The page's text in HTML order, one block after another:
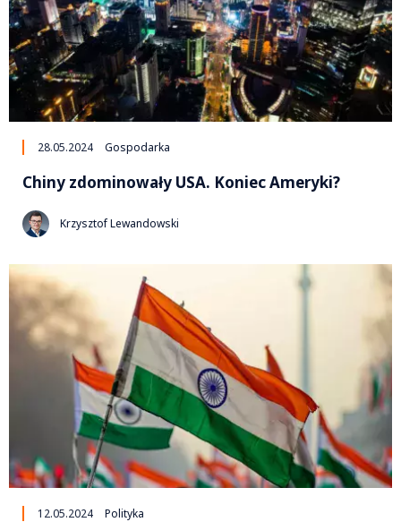
28.05.2024 Gospodarka
Chiny zdominowały USA. Koniec Ameryki?
Krzysztof Lewandowski
12.05.2024 Polityka